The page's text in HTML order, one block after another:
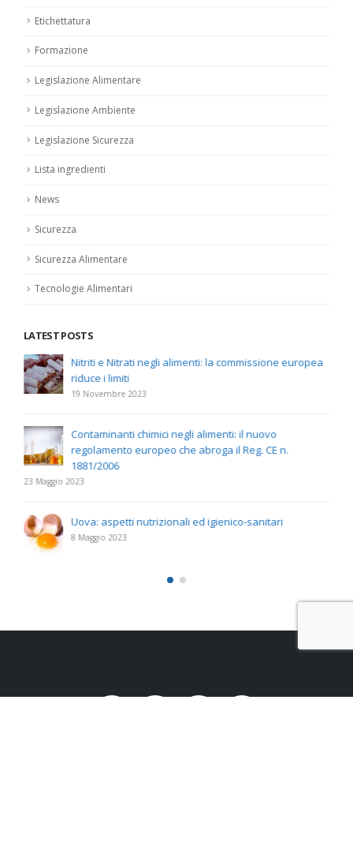
Etichettatura
Formazione
Legislazione Alimentare
Legislazione Ambiente
Legislazione Sicurezza
Lista ingredienti
News
Sicurezza
Sicurezza Alimentare
Tecnologie Alimentari
LATEST POSTS
Nitriti e Nitrati negli alimenti: la commissione europea
riduce i limiti
19 Novembre 2023
Contaminanti chimici negli alimenti: il nuovo
regolamento europeo che abroga il Reg. CE n.
1881/2006
23 Maggio 2023
Uova: aspetti nutrizionali ed igienico-sanitari
8 Maggio 2023